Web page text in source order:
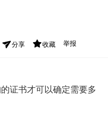
分享 收藏 举报
证书才可以确定需要多